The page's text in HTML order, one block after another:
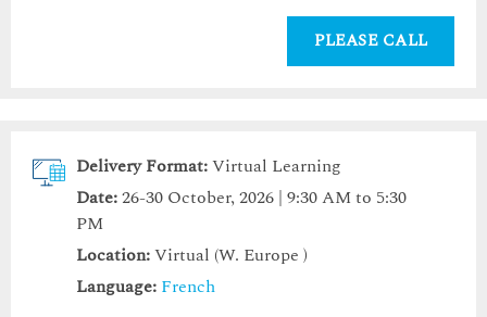
PLEASE CALL
Delivery Format:Virtual Learning
Date:26-30 October, 2026 | 9:30 AM to 5:30
PM
Location:Virtual (W. Europe )
Language: French